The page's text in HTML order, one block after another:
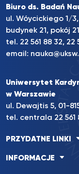
Biuro ds. Badań
ul. Wóycickiego 1/3,
budynek 21, pokój
tel. 22 561 88 32, 22
email:
Uniwersytet
w Warszawie
ul. Dewajtis 5, 01-
tel. centrala 22 561
PRZYDATNE LINKI
INFORMACJE